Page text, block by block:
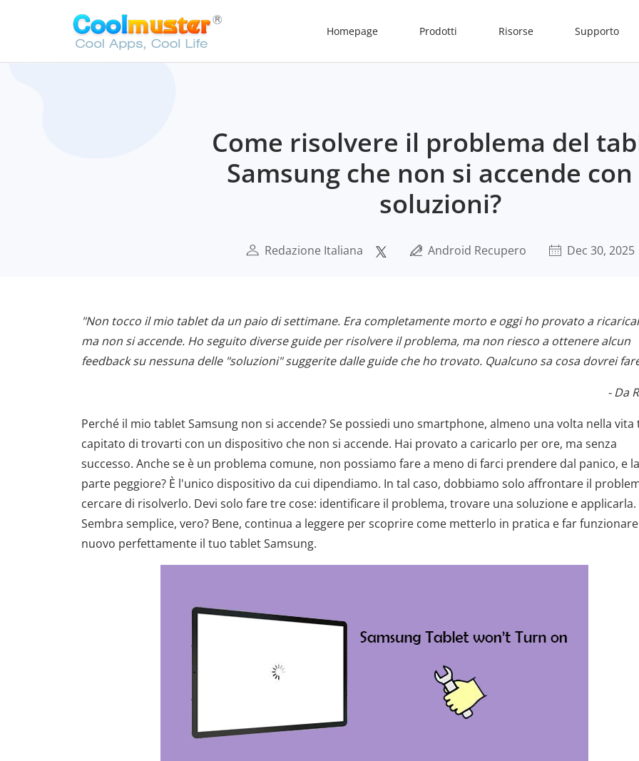
Homepage Prodotti Risorse Supporto
Come risolvere il problema del
Samsung che non si accende con
soluzioni?
Redazione Italiana Android Recupero Dec 30, 2025
"Non tocco il mio tablet da un paio di settimane. Era completamente morto e oggi ho provato a
ma non si accende. Ho seguito diverse guide per risolvere il problema, ma non riesco a ottenere alcun
feedback su nessuna delle "soluzioni" suggerite dalle guide che ho trovato. Qualcuno sa cosa dovrei
- Da
Perché il mio tablet Samsung non si accende? Se possiedi uno smartphone, almeno una volta nella vita
capitato di trovarti con un dispositivo che non si accende. Hai provato a caricarlo per ore, ma senza
successo. Anche se è un problema comune, non possiamo fare a meno di farci prendere dal panico, e la
parte peggiore? È l'unico dispositivo da cui dipendiamo. In tal caso, dobbiamo solo affrontare il
cercare di risolverlo. Devi solo fare tre cose: identificare il problema, trovare una soluzione e applicarla.
Sembra semplice, vero? Bene, continua a leggere per scoprire come metterlo in pratica e far
nuovo perfettamente il tuo tablet Samsung.